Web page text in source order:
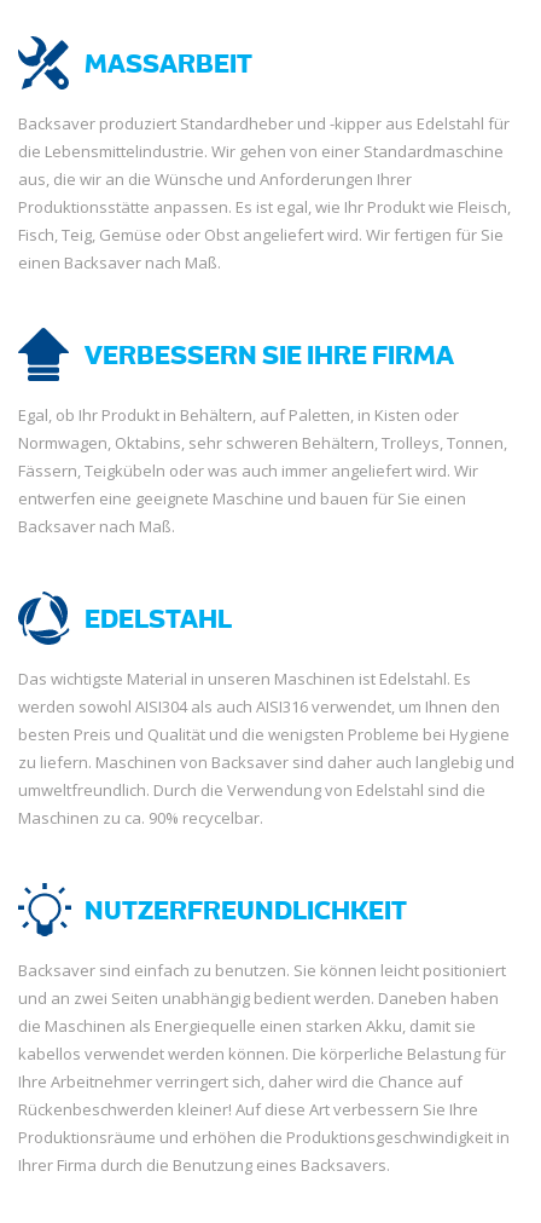
MASSARBEIT
Backsaver produziert Standardheber und -kipper aus Edelstahl für
die Lebensmittelindustrie. Wir gehen von einer Standardmaschine
aus, die wir an die Wünsche und Anforderungen Ihrer
Produktionsstätte anpassen. Es ist egal, wie Ihr Produkt wie Fleisch,
Fisch, Teig, Gemüse oder Obst angeliefert wird. Wir fertigen für Sie
einen Backsaver nach Maß.
VERBESSERN SIE IHRE FIRMA
Egal, ob Ihr Produkt in Behältern, auf Paletten, in Kisten oder
Normwagen, Oktabins, sehr schweren Behältern, Trolleys, Tonnen,
Fässern, Teigkübeln oder was auch immer angeliefert wird. Wir
entwerfen eine geeignete Maschine und bauen für Sie einen
Backsaver nach Maß.
EDELSTAHL
Das wichtigste Material in unseren Maschinen ist Edelstahl. Es
werden sowohl AISI304 als auch AISI316 verwendet, um Ihnen den
besten Preis und Qualität und die wenigsten Probleme bei Hygiene
zu liefern. Maschinen von Backsaver sind daher auch langlebig und
umweltfreundlich. Durch die Verwendung von Edelstahl sind die
Maschinen zu ca. 90% recycelbar.
NUTZERFREUNDLICHKEIT
Backsaver sind einfach zu benutzen. Sie können leicht positioniert
und an zwei Seiten unabhängig bedient werden. Daneben haben
die Maschinen als Energiequelle einen starken Akku, damit sie
kabellos verwendet werden können. Die körperliche Belastung für
Ihre Arbeitnehmer verringert sich, daher wird die Chance auf
Rückenbeschwerden kleiner! Auf diese Art verbessern Sie Ihre
Produktionsräume und erhöhen die Produktionsgeschwindigkeit in
Ihrer Firma durch die Benutzung eines Backsavers.